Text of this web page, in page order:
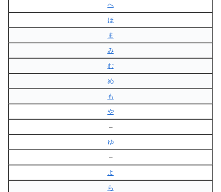
へ
ほ
ま
み
む
め
も
や
–
ゆ
–
よ
ら